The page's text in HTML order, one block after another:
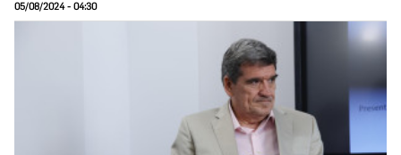
05/08/2024 - 04:30